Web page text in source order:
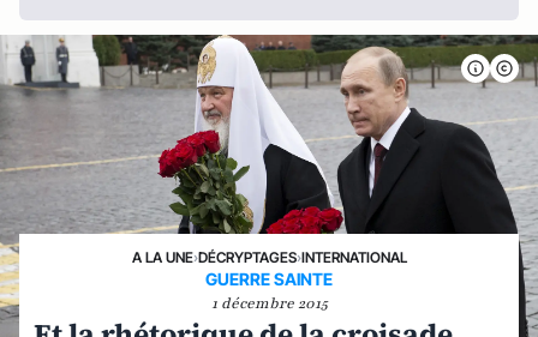
A LA UNE›DÉCRYPTAGES›INTERNATIONAL
GUERRE SAINTE
1 décembre 2015